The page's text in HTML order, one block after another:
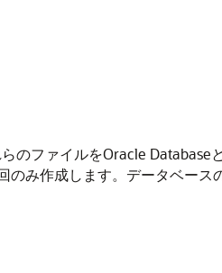
のファイルをOracle Database
み作成します。データベース